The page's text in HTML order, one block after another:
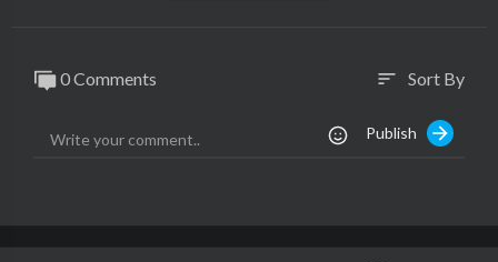
Nézd meg a teljes videót a Patreonon:
https://www.patreon.co
0 Comments sort Sort By
Publish